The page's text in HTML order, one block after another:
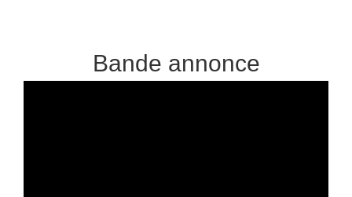
Bande annonce